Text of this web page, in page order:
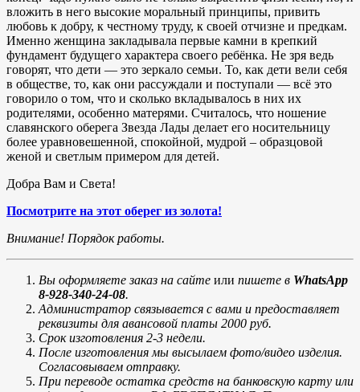
вложить в него высокие моральный принципы, привить
любовь к добру, к честному труду, к своей отчизне и предкам.
Именно женщина закладывала первые камни в крепкий
фундамент будущего характера своего ребёнка. Не зря ведь
говорят, что дети — это зеркало семьи. То, как дети вели себя
в обществе, то, как они рассуждали и поступали — всё это
говорило о том, что и сколько вкладывалось в них их
родителями, особенно матерями. Считалось, что ношение
славянского оберега Звезда Лады делает его носительницу
более уравновешенной, спокойной, мудрой – образцовой
женой и светлым примером для детей.
Добра Вам и Света!
Посмотрите на этот оберег из золота!
Внимание! Порядок работы.
Вы оформляете заказ на сайте или пишете в WhatsApp
8-928-340-24-08.
Администратор связывается с вами и предоставляет
реквизиты для авансовой платы 2000 руб.
Срок изготовления 2-3 недели.
После изготовления мы высылаем фото/видео изделия.
Согласовываем отправку.
При переводе остатка средств на банковскую карту или